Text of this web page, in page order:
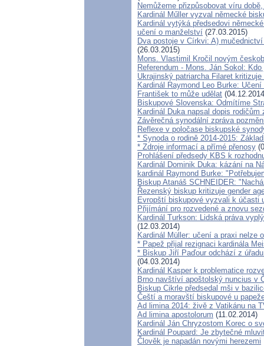
Nemůžeme přizpůsobovat víru
Kardinál Műller vyzval německé
Kardinál vytýká předsedovi
učení o manželství (27.03.2015)
Dva postoje v Církvi: A)
(26.03.2015)
Mons. Vlastimil Kročil novým
Referendum - Mons. Ján Sokol:
Ukrajinský patriarcha Filaret
Kardinál Raymond Leo Burke:
František to může udělat
Biskupové Slovenska: Odmítíme
Kardinál Duka napsal dopis rodičům
Závěrečná synodální zpráva
Reflexe v poločase biskupské
* Synoda o rodině 2014-2015:
* Zdroje informací a přímé přenosy
Prohlášení předsedy KBS k
Kardinál Dominik Duka: kázání na
kardinál Raymond Burke:
Biskup Atanáš SCHNEIDER:
Řezenský biskup kritizuje gender
Evropští biskupové vyzvali k účasti
Přijímání pro rozvedené a znovu
Kardinál Turkson: Lidská práva
(12.03.2014)
Kardinál Müller: učení a praxi nelze
* Papež přijal rezignaci kardinála
* Biskup Jiří Paďour odchází z
(04.03.2014)
Kardinál Kasper k problematice
Brno navštíví apoštolský nuncius v
Biskup Cikrle předsedal mši v
Čeští a moravští biskupové u
Ad limina 2014: živě z Vatikánu na
Ad limina apostolorum (11.02.2014)
Kardinál Ján Chryzostom Korec o
Kardinál Poupard: Je zbytečné
Člověk je napadán novými herezemi